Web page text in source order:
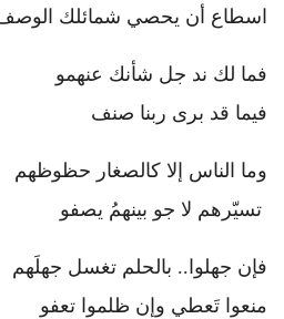
اسطاع أن يحصي شمائلك
فما لك ند جل شأنك
فيما قد برى ربنا صنف
وما الناس إلا
تسيّرهم لا جو بينهمُ يصفو
فإن جهلوا.. بالحلم
منعوا تَعطي وإن ظلموا تعفو